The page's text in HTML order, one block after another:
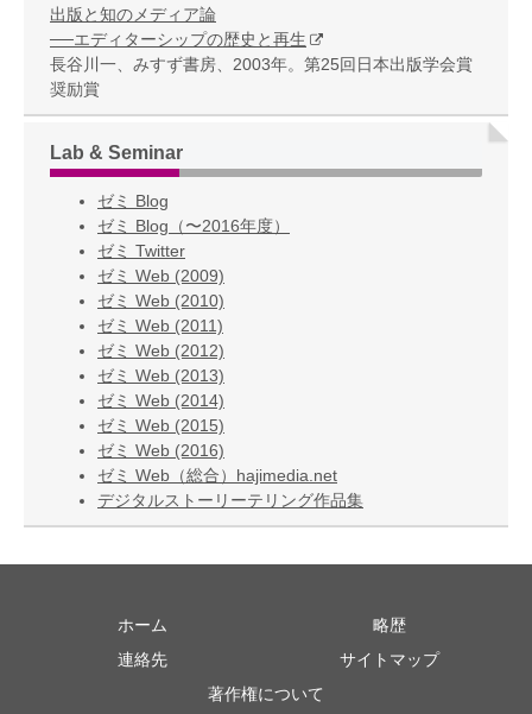
出版と知のメディア論
──エディターシップの歴史と再生
長谷川一、みすず書房、2003年。第25回日本出版学会賞
奨励賞
Lab & Seminar
ゼミ Blog
ゼミ Blog（〜2016年度）
ゼミ Twitter
ゼミ Web (2009)
ゼミ Web (2010)
ゼミ Web (2011)
ゼミ Web (2012)
ゼミ Web (2013)
ゼミ Web (2014)
ゼミ Web (2015)
ゼミ Web (2016)
ゼミ Web（総合）hajimedia.net
デジタルストーリーテリング作品集
ホーム
略歴
連絡先
サイトマップ
著作権について